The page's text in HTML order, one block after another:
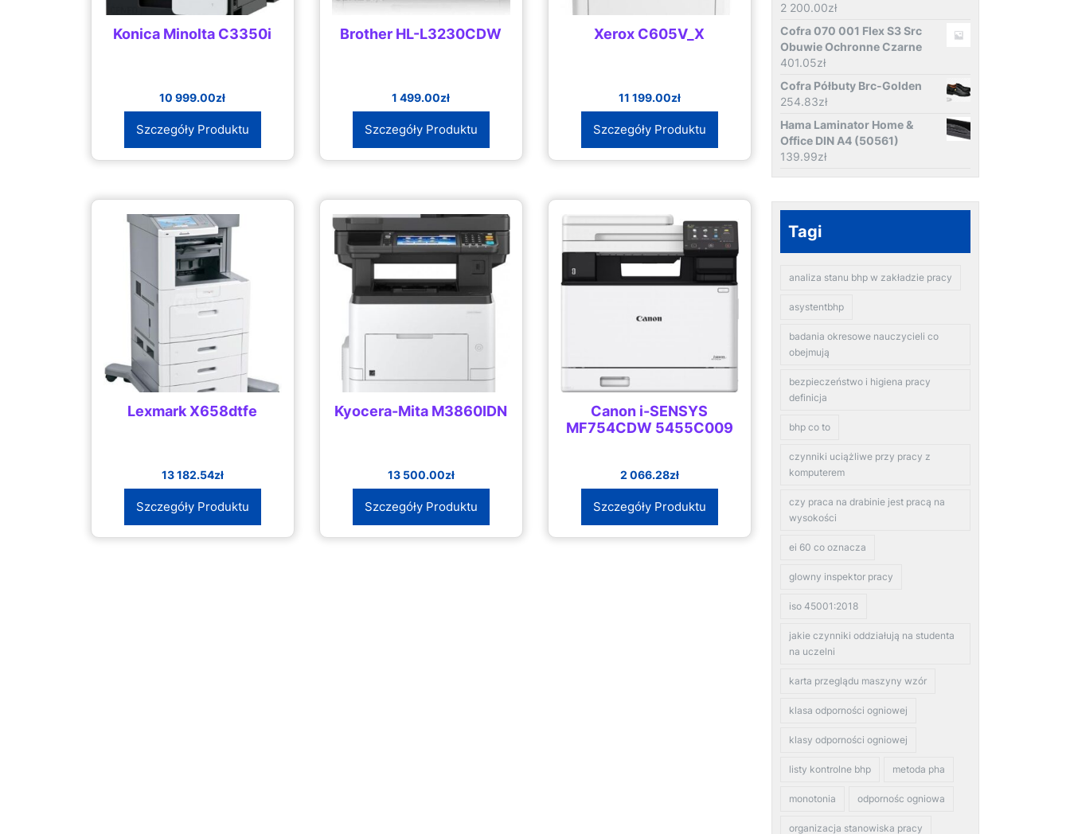
Konica Minolta C3350i
10 999.00zł
Szczegóły Produktu
Brother HL-L3230CDW
1 499.00zł
Szczegóły Produktu
Xerox C605V_X
11 199.00zł
Szczegóły Produktu
Lexmark X658dtfe
13 182.54zł
Szczegóły Produktu
Kyocera-Mita M3860IDN
13 500.00zł
Szczegóły Produktu
Canon i-SENSYS
MF754CDW 5455C009
2 066.28zł
Szczegóły Produktu
2 200.00zł
Cofra 070 001 Flex S3 Src
Obuwie Ochronne Czarne
401.05zł
Cofra Półbuty Brc-Golden
254.83zł
Hama Laminator Home &
Office DIN A4 (50561)
139.99zł
Tagi
analiza stanu bhp w zakładzie pracy
asystentbhp
badania okresowe nauczycieli co
obejmują
bezpieczeństwo i higiena pracy
definicja
bhp co to
czynniki uciążliwe przy pracy z
komputerem
czy praca na drabinie jest pracą na
wysokości
ei 60 co oznacza
glowny inspektor pracy
iso 45001:2018
jakie czynniki oddziałują na studenta
na uczelni
karta przeglądu maszyny wzór
klasa odporności ogniowej
klasy odporności ogniowej
listy kontrolne bhp metoda pha
monotonia odpornośc ogniowa
organizacja stanowiska pracy